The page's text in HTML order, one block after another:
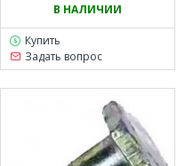
В НАЛИЧИИ
Купить
Задать вопрос